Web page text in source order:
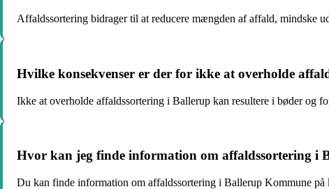
Affaldssortering bidrager til at reducere mængden af affald, mindske
Hvilke konsekvenser er der for ikke at overholde
Ikke at overholde affaldssortering i Ballerup kan resultere i bøder og
Hvor kan jeg finde information om affaldssortering i
Du kan finde information om affaldssortering i Ballerup Kommune